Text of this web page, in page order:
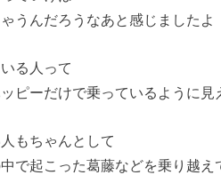
うんだろうなあと感じましたよ
る人って
ピーだけで乗っているように
もちゃんとして
で起こった葛藤などを乗り越